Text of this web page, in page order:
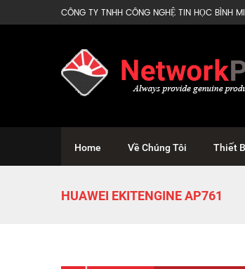
CÔNG TY TNHH CÔNG NGHỆ TIN HỌC BÌNH
Home Về Chúng Tôi Thiết
HUAWEI EKITENGINE AP761